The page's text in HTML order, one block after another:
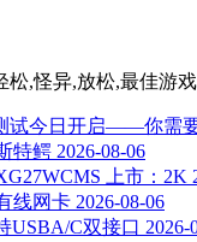
松,怪异,放松,最佳游戏
试今日开启——你需
特鳄 2026-08-06
上市：2K
线网卡 2026-08-06
USBA/C双接口 2026-